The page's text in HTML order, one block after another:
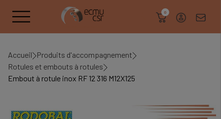
0
Accueil
Produits d'accompagnement
Rotules et embouts à rotules
Embout à rotule inox RF 12 316 M12X125